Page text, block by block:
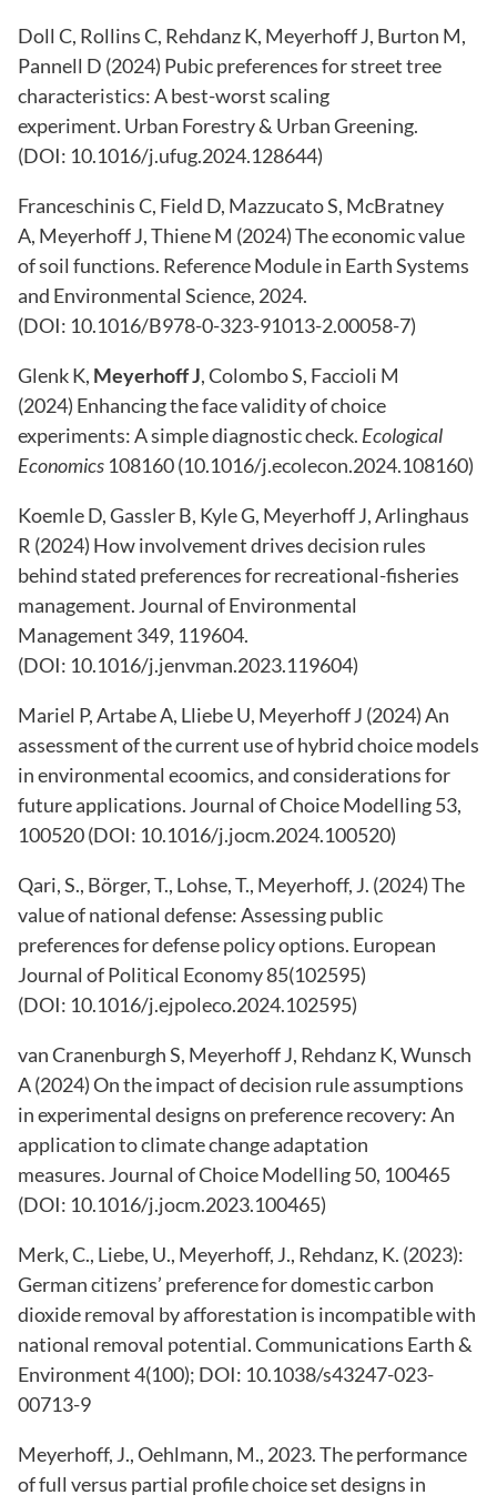
Doll C, Rollins C, Rehdanz K, Meyerhoff J, Burton M,
Pannell D (2024) Pubic preferences for street tree
characteristics: A best-worst scaling
experiment. Urban Forestry & Urban Greening.
(DOI: 10.1016/j.ufug.2024.128644)
Franceschinis C, Field D, Mazzucato S, McBratney
A, Meyerhoff J, Thiene M (2024)The economic value
of soil functions. Reference Module in Earth Systems
and Environmental Science, 2024.
(DOI: 10.1016/B978-0-323-91013-2.00058-7)
Glenk K, Meyerhoff J, Colombo S, Faccioli M
(2024) Enhancing the face validity of choice
experiments: A simple diagnostic check. Ecological
Economics 108160 (10.1016/j.ecolecon.2024.108160)
Koemle D, Gassler B, Kyle G, Meyerhoff J, Arlinghaus
R (2024) How involvement drives decision rules
behind stated preferences for recreational-fisheries
management. Journal of Environmental
Management 349, 119604.
(DOI: 10.1016/j.jenvman.2023.119604)
Mariel P, Artabe A, Lliebe U, Meyerhoff J (2024)An
assessment of the current use of hybrid choice models
in environmental ecoomics, and considerations for
future applications. Journal of Choice Modelling 53,
100520 (DOI: 10.1016/j.jocm.2024.100520)
Qari, S., Börger, T., Lohse, T., Meyerhoff, J. (2024) The
value of national defense: Assessing public
preferences for defense policy options. European
Journal of Political Economy85(102595)
(DOI: 10.1016/j.ejpoleco.2024.102595)
van Cranenburgh S, Meyerhoff J, Rehdanz K, Wunsch
A (2024)On the impact of decision rule assumptions
in experimental designs on preference recovery: An
application to climate change adaptation
measures. Journal of Choice Modelling 50, 100465
(DOI: 10.1016/j.jocm.2023.100465)
Merk, C., Liebe, U., Meyerhoff, J., Rehdanz, K. (2023):
German citizens’ preference for domestic carbon
dioxide removal by afforestation is incompatible with
national removal potential. Communications Earth &
Environment 4(100); DOI: 10.1038/s43247-023-
00713-9
Meyerhoff, J., Oehlmann, M., 2023. The performance
of full versus partial profile choice set designs in